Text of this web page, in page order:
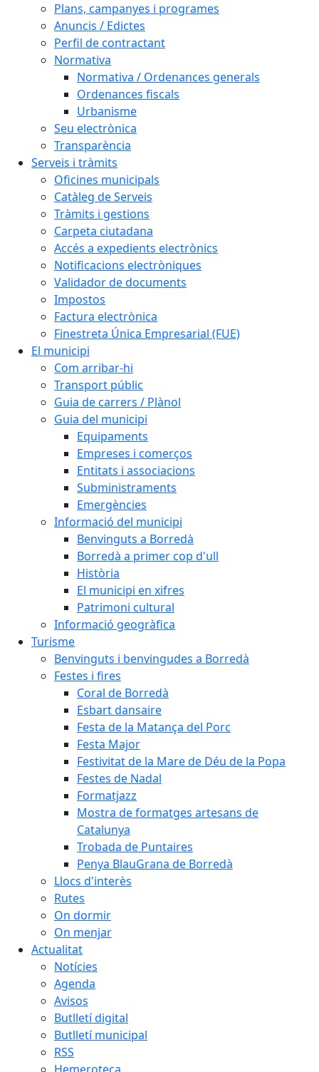
Plans, campanyes i programes
Anuncis / Edictes
Perfil de contractant
Normativa
Normativa / Ordenances generals
Ordenances fiscals
Urbanisme
Seu electrònica
Transparència
Serveis i tràmits
Oficines municipals
Catàleg de Serveis
Tràmits i gestions
Carpeta ciutadana
Accés a expedients electrònics
Notificacions electròniques
Validador de documents
Impostos
Factura electrònica
Finestreta Única Empresarial (FUE)
El municipi
Com arribar-hi
Transport públic
Guia de carrers / Plànol
Guia del municipi
Equipaments
Empreses i comerços
Entitats i associacions
Subministraments
Emergències
Informació del municipi
Benvinguts a Borredà
Borredà a primer cop d'ull
Història
El municipi en xifres
Patrimoni cultural
Informació geogràfica
Turisme
Benvinguts i benvingudes a Borredà
Festes i fires
Coral de Borredà
Esbart dansaire
Festa de la Matança del Porc
Festa Major
Festivitat de la Mare de Déu de la Popa
Festes de Nadal
Formatjazz
Mostra de formatges artesans de
Catalunya
Trobada de Puntaires
Penya BlauGrana de Borredà
Llocs d'interès
Rutes
On dormir
On menjar
Actualitat
Notícies
Agenda
Avisos
Butlletí digital
Butlletí municipal
RSS